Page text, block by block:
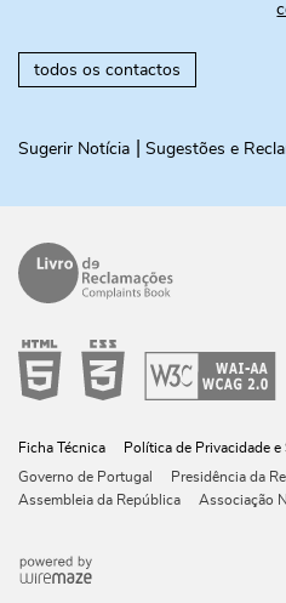
todos os contactos
Sugerir Notícia Sugestões e
Ficha Técnica
Política de Privacidade e
Governo de Portugal
Presidência da
Assembleia da República
Associação